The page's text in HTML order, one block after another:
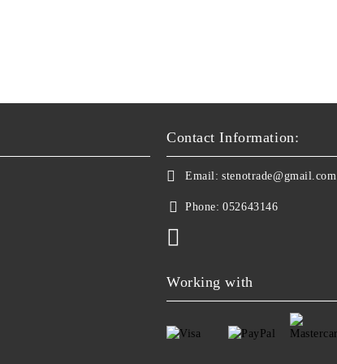
Contact Information:
Email: stenotrade@gmail.com
Phone: 052643146
Working with